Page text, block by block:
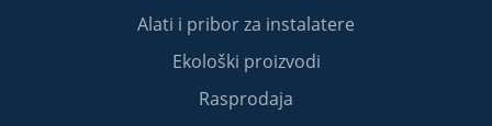
Alati i pribor za instalatere
Ekološki proizvodi
Rasprodaja